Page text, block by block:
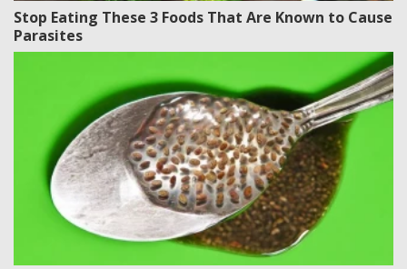
Stop Eating These 3 Foods That Are Known to Cause
Parasites